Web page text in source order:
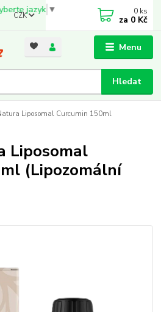
jazyk ▼
Menu
CZK
Hledat
0 ks
za 0 Kč
Liposomal Curcumin 150ml
Liposomal
(Lipozomální